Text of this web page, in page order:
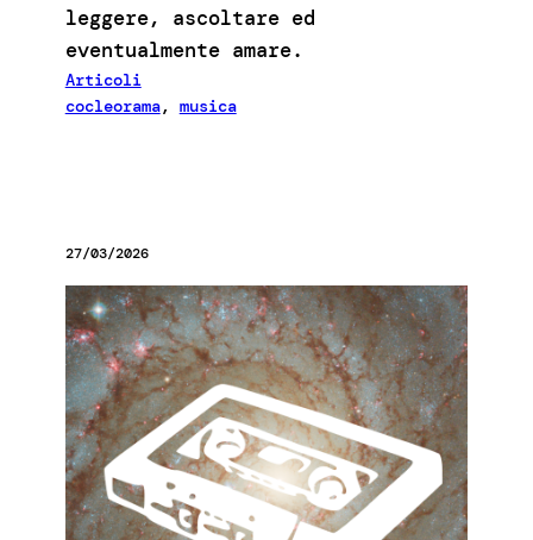
leggere, ascoltare ed
eventualmente amare.
Articoli
cocleorama, musica
27/03/2026